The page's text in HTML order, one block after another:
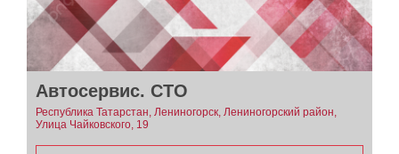
Автосервис. СТО
Республика Татарстан, Лениногорск, Лениногорский район,
Улица Чайковского, 19